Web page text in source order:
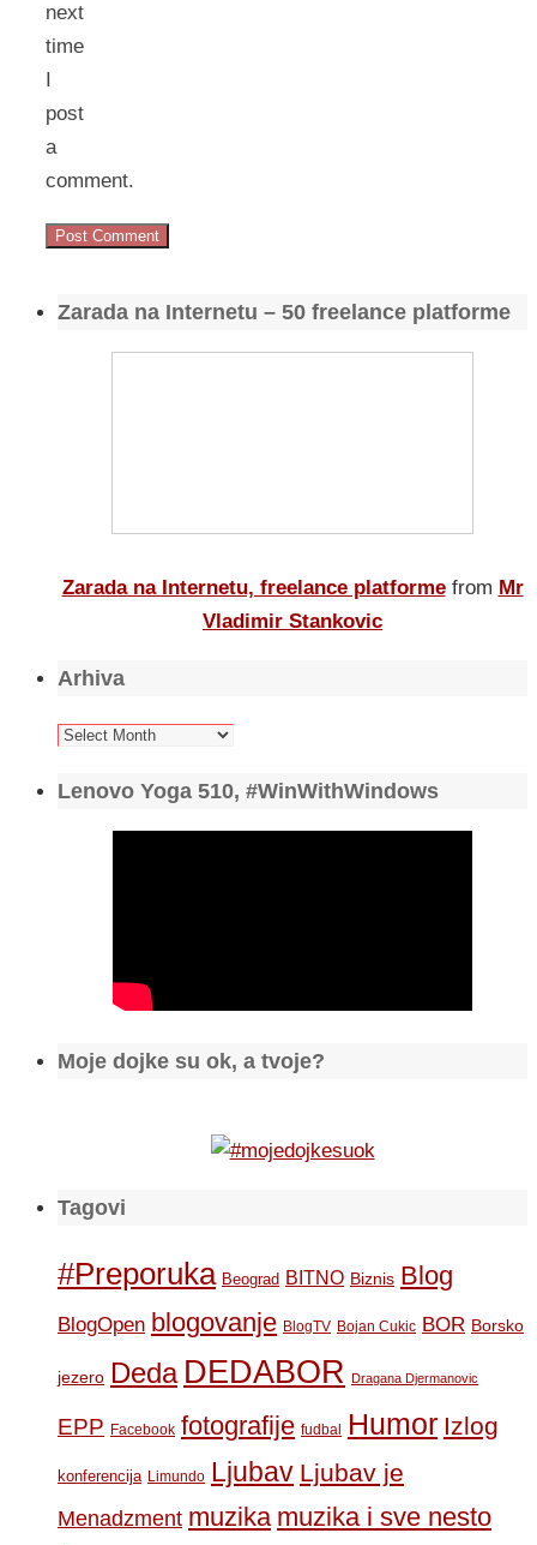
next
time
post
a
comment.
Zarada na Internetu – 50 freelance platforme
Zarada na Internetu, freelance platforme from Mr
Vladimir Stankovic
Arhiva
Arhiva
Lenovo Yoga 510, #WinWithWindows
Moje dojke su ok, a tvoje?
Tagovi
#Preporuka Beograd BITNO Biznis Blog
BlogOpen blogovanje BlogTV Bojan Cukic BOR Borsko
jezero Deda DEDABOR Dragana Djermanovic
EPP Facebook fotografije fudbal Humor Izlog
konferencija Limundo Ljubav Ljubav je
Menadzment muzika muzika i sve nesto